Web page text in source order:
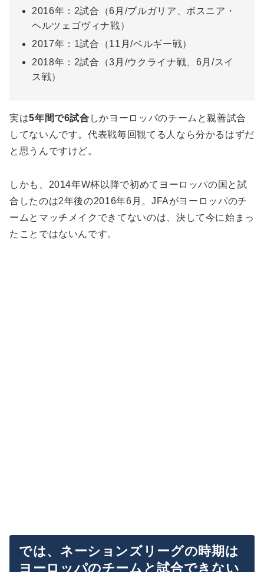
2016年：2試合（6月/ブルガリア、ボスニア・
ヘルツェゴヴィナ戦）
2017年：1試合（11月/ベルギー戦）
2018年：2試合（3月/ウクライナ戦、6月/スイ
ス戦）
実は5年間で6試合 しかヨーロッパのチームと親善試合
してないんです。代表戦毎回観てる人なら分かるはずだ
と思うんですけど。
しかも、2014年W杯以降で初めてヨーロッパの国と試
合したのは2年後の2016年6月。JFAがヨーロッパのチ
ームとマッチメイクできてないのは、決して今に始まっ
たことではないんです。
では、ネーションズリーグの時期は
ヨーロッパのチームと試合できない